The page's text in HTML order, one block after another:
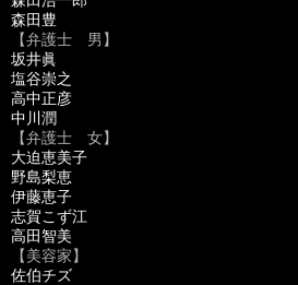
森田豊
【弁護士 男】
坂井眞
塩谷崇之
高中正彦
中川潤
【弁護士 女】
大迫恵美子
野島梨恵
伊藤恵子
志賀こず江
高田智美
【美容家】
佐伯チズ